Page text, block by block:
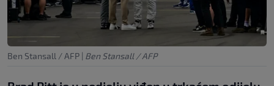
Ben Stansall / AFP | Ben Stansall / AFP